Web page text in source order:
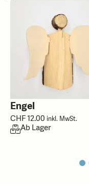
Engel
CHF12.00 inkl. MwSt.
Ab Lager